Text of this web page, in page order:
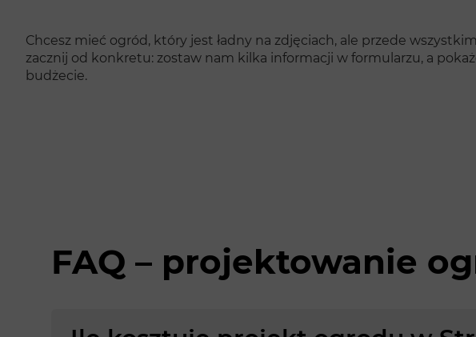
Chcesz mieć ogród, który jest ładny na zdjęciach, ale przede
zacznij od konkretu: zostaw nam kilka informacji w formularzu, a
budżecie.
FAQ – projektowanie